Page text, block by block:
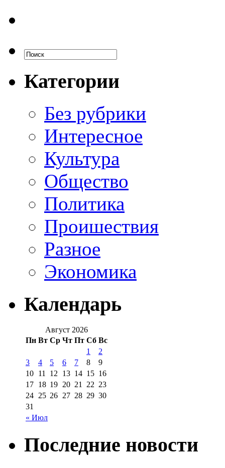
Категории
Без рубрики
Интересное
Культура
Общество
Политика
Проишествия
Разное
Экономика
Календарь
Август 2026
Пн Вт Ср Чт Пт Сб Вс
« Июл
1
2
3
4 5 6 7 8
9
10 11 12 13 14 15 16
17 18 19 20 21 22 23
24 25 26 27 28 29 30
31
Последние новости